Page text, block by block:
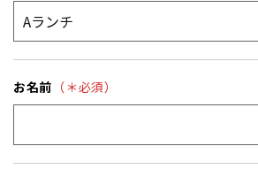
お名前 （＊必須）